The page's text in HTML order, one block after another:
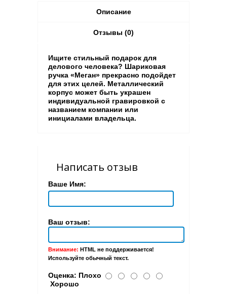
Описание
Отзывы (0)
Ищите стильный подарок для
делового человека? Шариковая
ручка «Меган» прекрасно подойдет
для этих целей. Металлический
корпус может быть украшен
индивидуальной гравировкой с
названием компании или
инициалами владельца.
Написать отзыв
Ваше Имя:
Ваш отзыв:
Внимание: HTML не поддерживается!
Используйте обычный текст.
Оценка: Плохо
Хорошо